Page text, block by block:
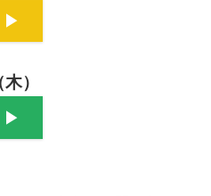
▶
木）
▶